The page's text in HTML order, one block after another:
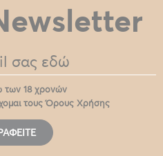
των 18 χρονών
τουςΌρους Χρήσης